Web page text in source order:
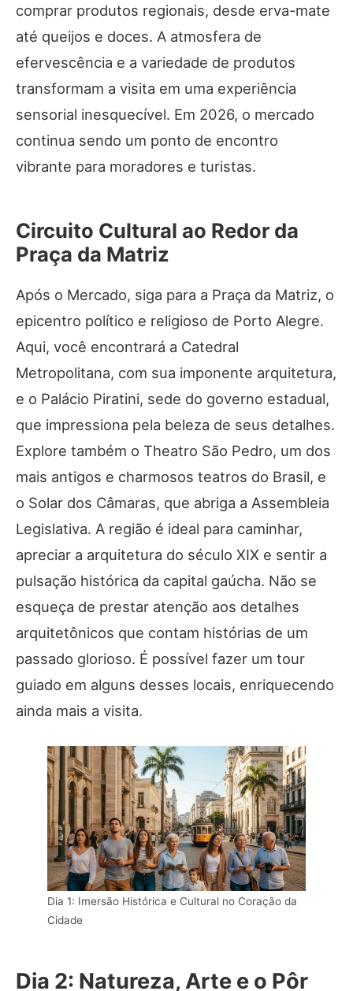
comprar produtos regionais, desde erva-mate
até queijos e doces. A atmosfera de
efervescência e a variedade de produtos
transformam a visita em uma experiência
sensorial inesquecível. Em 2026, o mercado
continua sendo um ponto de encontro
vibrante para moradores e turistas.
Circuito Cultural ao Redor da
Praça da Matriz
Após o Mercado, siga para a Praça da Matriz, o
epicentro político e religioso de Porto Alegre.
Aqui, você encontrará a Catedral
Metropolitana, com sua imponente arquitetura,
e o Palácio Piratini, sede do governo estadual,
que impressiona pela beleza de seus detalhes.
Explore também o Theatro São Pedro, um dos
mais antigos e charmosos teatros do Brasil, e
o Solar dos Câmaras, que abriga a Assembleia
Legislativa. A região é ideal para caminhar,
apreciar a arquitetura do século XIX e sentir a
pulsação histórica da capital gaúcha. Não se
esqueça de prestar atenção aos detalhes
arquitetônicos que contam histórias de um
passado glorioso. É possível fazer um tour
guiado em alguns desses locais, enriquecendo
ainda mais a visita.
Dia 1: Imersão Histórica e Cultural no Coração da
Cidade
Dia 2: Natureza, Arte e o Pôr